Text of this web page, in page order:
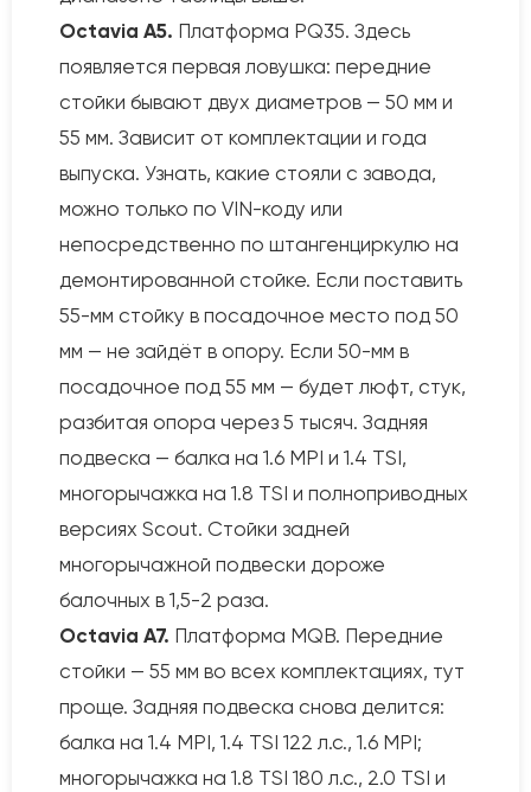
Octavia A5. Платформа PQ35. Здесь
появляется первая ловушка: передние
стойки бывают двух диаметров — 50 мм и
55 мм. Зависит от комплектации и года
выпуска. Узнать, какие стояли с завода,
можно только по VIN-коду или
непосредственно по штангенциркулю на
демонтированной стойке. Если поставить
55-мм стойку в посадочное место под 50
мм — не зайдёт в опору. Если 50-мм в
посадочное под 55 мм — будет люфт, стук,
разбитая опора через 5 тысяч. Задняя
подвеска — балка на 1.6 MPI и 1.4 TSI,
многорычажка на 1.8 TSI и полноприводных
версиях Scout. Стойки задней
многорычажной подвески дороже
балочных в 1,5-2 раза.
Octavia A7. Платформа MQB. Передние
стойки — 55 мм во всех комплектациях, тут
проще. Задняя подвеска снова делится:
балка на 1.4 MPI, 1.4 TSI 122 л.с., 1.6 MPI;
многорычажка на 1.8 TSI 180 л.с., 2.0 TSI и